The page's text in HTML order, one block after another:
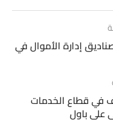
إدارة الأموال في
في قطاع الخدمات
على باول